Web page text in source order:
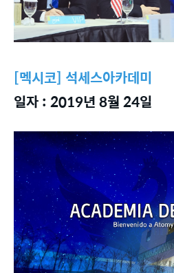
[멕시코] 석세스아카데미
일자 : 2019년 8월 24일